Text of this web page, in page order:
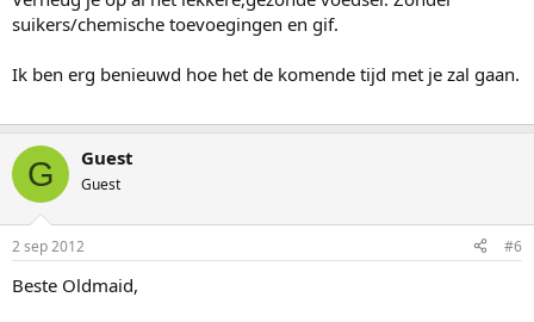
suikers/chemische toevoegingen en gif.
Ik ben erg benieuwd hoe het de komende tijd met je zal gaan.
G Guest
Guest
2 sep 2012 #6
Beste Oldmaid,